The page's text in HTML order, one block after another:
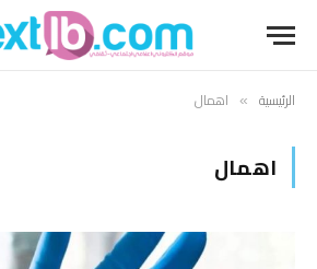
الرئيسية » اهمال
اهمال